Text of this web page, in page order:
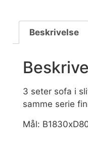
Beskrivelse
3 seter sofa i
samme serie
Mål: